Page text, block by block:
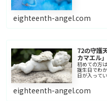
eighteenth-angel.com
72の守護
カマエル」
初めての方
誕生日でわ
日が入って
eighteenth-angel.com